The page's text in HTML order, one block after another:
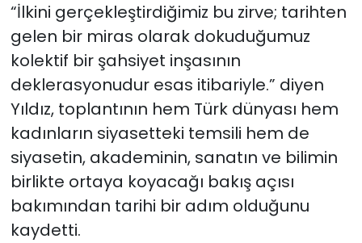
“İlkini gerçekleştirdiğimiz bu zirve; tarihten
gelen bir miras olarak dokuduğumuz
kolektif bir şahsiyet inşasının
deklerasyonudur esas itibariyle.” diyen
Yıldız, toplantının hem Türk dünyası hem
kadınların siyasetteki temsili hem de
siyasetin, akademinin, sanatın ve bilimin
birlikte ortaya koyacağı bakış açısı
bakımından tarihi bir adım olduğunu
kaydetti.